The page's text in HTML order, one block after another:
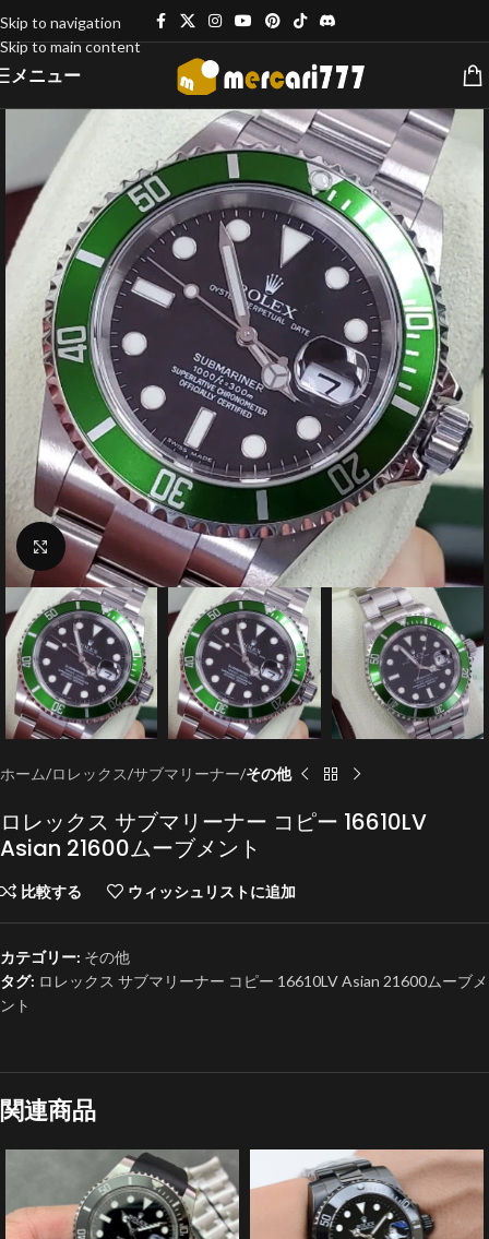
Skip to navigation
Skip to main content
メニュー
クリックで拡大
ホーム ロレックス サブマリーナー その他
ロレックス サブマリーナー コピー 16610LV
Asian 21600ムーブメント
比較する ウィッシュリストに追加
カテゴリー: その他
タグ: ロレックス サブマリーナー コピー 16610LV Asian 21600ムーブメ
ント
関連商品